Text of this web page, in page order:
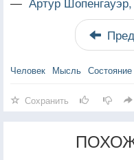
Человек Мысль Состояние
Сохранить